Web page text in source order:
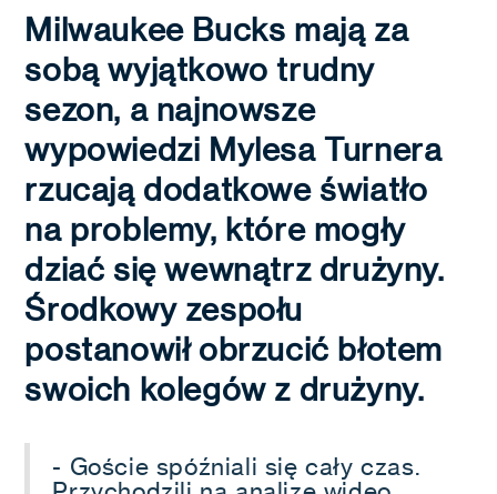
Milwaukee Bucks mają za
sobą wyjątkowo trudny
sezon, a najnowsze
wypowiedzi Mylesa Turnera
rzucają dodatkowe światło
na problemy, które mogły
dziać się wewnątrz drużyny.
Środkowy zespołu
postanowił obrzucić błotem
swoich kolegów z drużyny.
- Goście spóźniali się cały czas.